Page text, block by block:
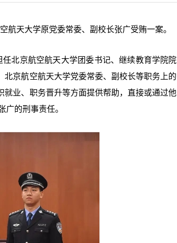
航天大学原党委常委、副校长张广受贿一案。
北京航空航天大学团委书记、继续教育学院院
京航空航天大学党委常委、副校长等职务上的
业、职务晋升等方面提供帮助，直接或通过他
的刑事责任。